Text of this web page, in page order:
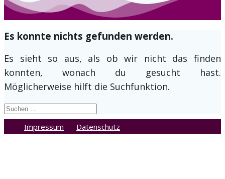
Es konnte nichts gefunden werden.
Es sieht so aus, als ob wir nicht das finden
konnten, wonach du gesucht hast.
Möglicherweise hilft die Suchfunktion.
Suche
nach:
Impressum Datenschutz